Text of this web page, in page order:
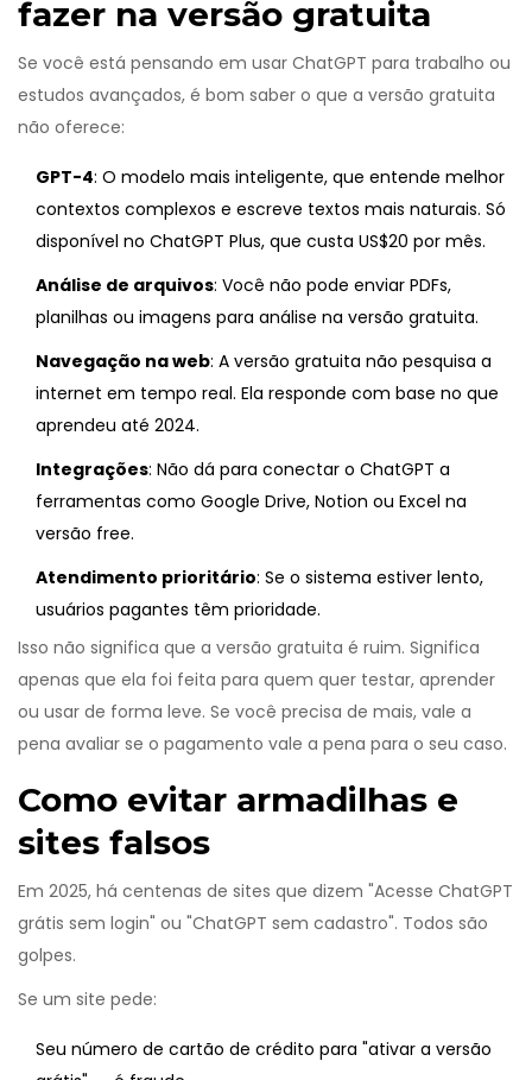
fazer na versão gratuita
Se você está pensando em usar ChatGPT para trabalho ou
estudos avançados, é bom saber o que a versão gratuita
não oferece:
GPT-4: O modelo mais inteligente, que entende melhor
contextos complexos e escreve textos mais naturais. Só
disponível no ChatGPT Plus, que custa US$20 por mês.
Análise de arquivos: Você não pode enviar PDFs,
planilhas ou imagens para análise na versão gratuita.
Navegação na web: A versão gratuita não pesquisa a
internet em tempo real. Ela responde com base no que
aprendeu até 2024.
Integrações: Não dá para conectar o ChatGPT a
ferramentas como Google Drive, Notion ou Excel na
versão free.
Atendimento prioritário: Se o sistema estiver lento,
usuários pagantes têm prioridade.
Isso não significa que a versão gratuita é ruim. Significa
apenas que ela foi feita para quem quer testar, aprender
ou usar de forma leve. Se você precisa de mais, vale a
pena avaliar se o pagamento vale a pena para o seu caso.
Como evitar armadilhas e
sites falsos
Em 2025, há centenas de sites que dizem "Acesse ChatGPT
grátis sem login" ou "ChatGPT sem cadastro". Todos são
golpes.
Se um site pede:
Seu número de cartão de crédito para "ativar a versão